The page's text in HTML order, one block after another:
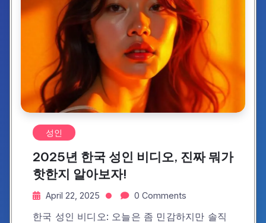
성인
2025년 한국 성인 비디오, 진짜 뭐가
핫한지 알아보자!
April 22, 2025 0 Comments
한국 성인 비디오: 오늘은 좀 민감하지만 솔직